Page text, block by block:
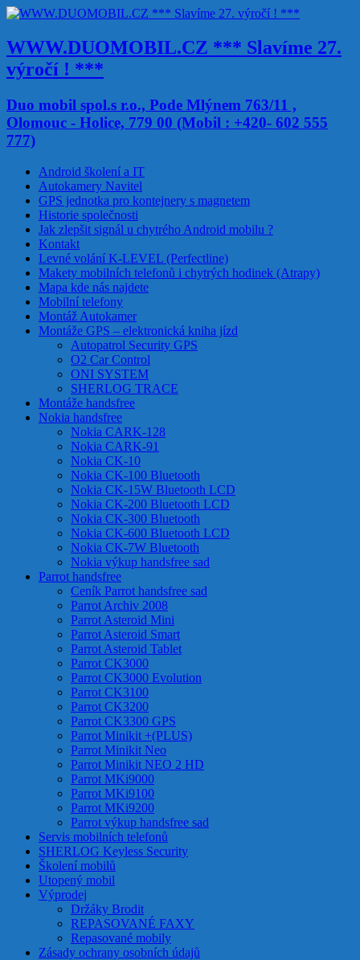
WWW.DUOMOBIL.CZ *** Slavíme 27.
výročí ! ***
Duo mobil spol.s r.o., Pode Mlýnem 763/11 ,
Olomouc - Holice, 779 00 (Mobil : +420- 602 555
777)
Android školení a IT
Autokamery Navitel
GPS jednotka pro kontejnery s magnetem
Historie společnosti
Jak zlepšit signál u chytrého Android mobilu ?
Kontakt
Levné volání K-LEVEL (Perfectline)
Makety mobilních telefonů i chytrých hodinek (Atrapy)
Mapa kde nás najdete
Mobilní telefony
Montáž Autokamer
Montáže GPS – elektronická kniha jízd
Autopatrol Security GPS
O2 Car Control
ONI SYSTEM
SHERLOG TRACE
Montáže handsfree
Nokia handsfree
Nokia CARK-128
Nokia CARK-91
Nokia CK-10
Nokia CK-100 Bluetooth
Nokia CK-15W Bluetooth LCD
Nokia CK-200 Bluetooth LCD
Nokia CK-300 Bluetooth
Nokia CK-600 Bluetooth LCD
Nokia CK-7W Bluetooth
Nokia výkup handsfree sad
Parrot handsfree
Ceník Parrot handsfree sad
Parrot Archiv 2008
Parrot Asteroid Mini
Parrot Asteroid Smart
Parrot Asteroid Tablet
Parrot CK3000
Parrot CK3000 Evolution
Parrot CK3100
Parrot CK3200
Parrot CK3300 GPS
Parrot Minikit +(PLUS)
Parrot Minikit Neo
Parrot Minikit NEO 2 HD
Parrot MKi9000
Parrot MKi9100
Parrot MKi9200
Parrot výkup handsfree sad
Servis mobilních telefonů
SHERLOG Keyless Security
Školení mobilů
Utopený mobil
Výprodej
Držáky Brodit
REPASOVANÉ FAXY
Repasované mobily
Zásady ochrany osobních údajů